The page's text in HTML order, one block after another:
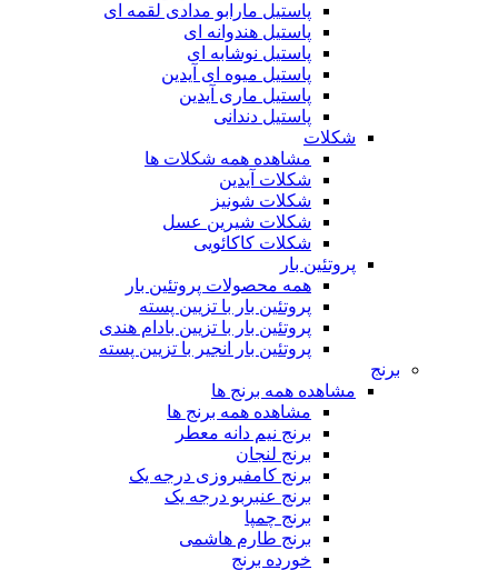
پاستیل مارابو مدادی لقمه ای
پاستیل هندوانه ای
پاستیل نوشابه ای
پاستیل میوه ای آیدین
پاستیل ماری آیدین
پاستیل دندانی
شکلات
مشاهده همه شکلات ها
شکلات آیدین
شکلات شونیز
شکلات شیرین عسل
شکلات کاکائویی
پروتئین بار
همه محصولات پروتئین بار
پروتئین بار با تزیین پسته
پروتئین بار با تزیین بادام هندی
پروتئین بار انجیر با تزیین پسته
برنج
مشاهده همه برنج ها
مشاهده همه برنج ها
برنج نیم دانه معطر
برنج لنجان
برنج کامفیروزی درجه یک
برنج عنبربو درجه یک
برنج چمپا
برنج طارم هاشمی
خورده برنج